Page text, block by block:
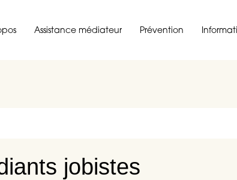
Assistance médiateur Prévention
jobistes